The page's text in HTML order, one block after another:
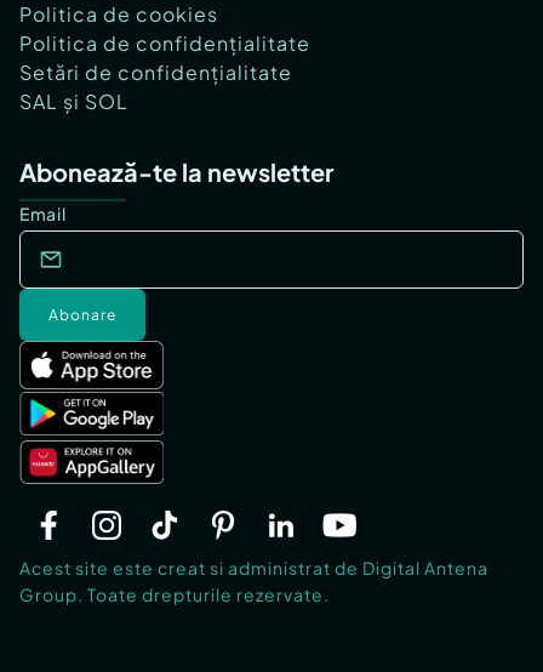
Politica de cookies
Politica de confidențialitate
Setări de confidențialitate
SAL și SOL
Abonează-te la newsletter
Email
Abonare
Acest site este creat si administrat de Digital Antena
Group. Toate drepturile rezervate.